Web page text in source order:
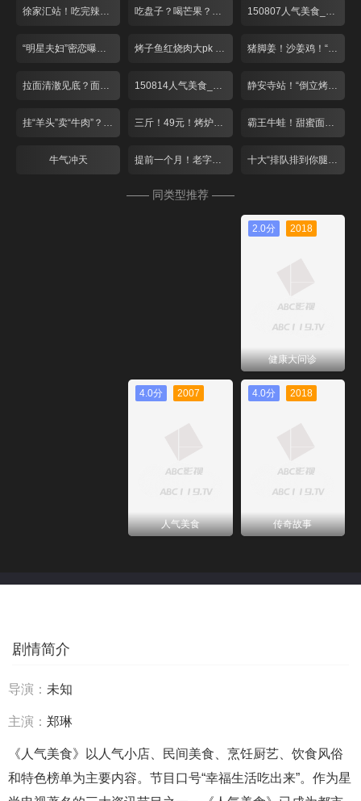
徐家汇站！吃完辣的 来点冰的 吃盘子？喝芒果？夏日里的小清新！ 150807人气美食_001
“明星夫妇”密恋曝光？绝妙搭配酸爽一夏！ 烤子鱼红烧肉大pk 爆笑游戏赢免单！ 猪脚姜！沙姜鸡！“空调病”驱寒气
拉面清澈见底？面包比头大？ 150814人气美食_001 静安寺站！“倒立烤鱼”遇上猫咪蛋糕
挂“羊头”卖“牛肉”？双层火锅大对决！ 三斤！49元！烤炉“蹦”出大牛蛙 霸王牛蛙！甜蜜面包！这个七夕去张江！
牛气冲天 提前一个月！老字号月饼排队忙 十大“排队排到你腿软”餐厅
—— 同类型推荐 ——
2.0分 2018
健康大问诊
4.0分 2007
人气美食
4.0分 2018
传奇故事
剧情简介
导演： 未知
主演： 郑琳
《人气美食》以人气小店、民间美食、烹饪厨艺、饮食风俗
和特色榜单为主要内容。节目口号“幸福生活吃出来”。作为星